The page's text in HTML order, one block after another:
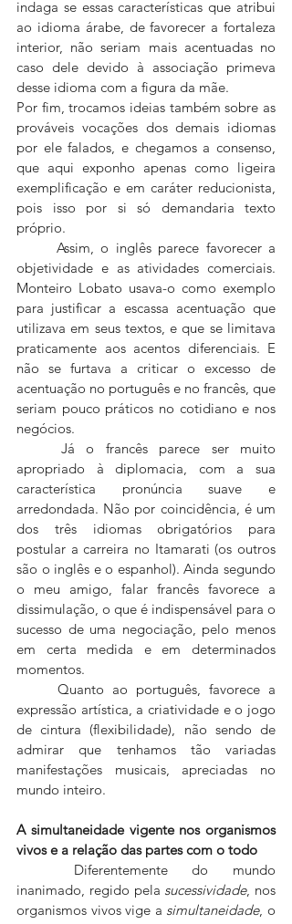
indaga se essas características que atribui
ao idioma árabe, de favorecer a fortaleza
interior, não seriam mais acentuadas no
caso dele devido à associação primeva
desse idioma com a figura da mãe.
Por fim, trocamos ideias também sobre as
prováveis vocações dos demais idiomas
por ele falados, e chegamos a consenso,
que aqui exponho apenas como ligeira
exemplificação e em caráter reducionista,
pois isso por si só demandaria texto
próprio.
objetividade e as atividades comerciais.
Monteiro Lobato usava-o como exemplo
para justificar a escassa acentuação que
utilizava em seus textos, e que se limitava
praticamente aos acentos diferenciais. E
não se furtava a criticar o excesso de
acentuação no português e no francês, que
seriam pouco práticos no cotidiano e nos
negócios.
apropriado à diplomacia, com a sua
característica pronúncia suave e
arredondada. Não por coincidência, é um
dos três idiomas obrigatórios para
postular a carreira no Itamarati (os outros
são o inglês e o espanhol). Ainda segundo
o meu amigo, falar francês favorece a
dissimulação, o que é indispensável para o
sucesso de uma negociação, pelo menos
em certa medida e em determinados
momentos.
expressão artística, a criatividade e o jogo
de cintura (flexibilidade), não sendo de
admirar que tenhamos tão variadas
manifestações musicais, apreciadas no
mundo inteiro.
A simultaneidade vigente nos organismos
vivos e a relação das partes com o todo
inanimado, regido pela sucessividade, nos
organismos vivos vige a simultaneidade, o